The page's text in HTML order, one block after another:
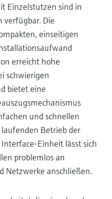
Einzelstutzen sind in
verfügbar. Die
einseitigen
erreicht hohe
schwierigen
bietet eine
und schnellen
Betrieb der
Einheit lässt sich
problemlos an
Netzwerke anschließen.